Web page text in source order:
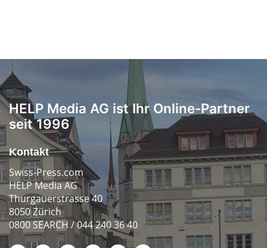
HELP Media AG ist Ihr Online-Partner
seit 1996
Kontakt
Swiss-Press.com
HELP Media AG
Thurgauerstrasse 40
8050 Zürich
0800 SEARCH / 044 240 36 40